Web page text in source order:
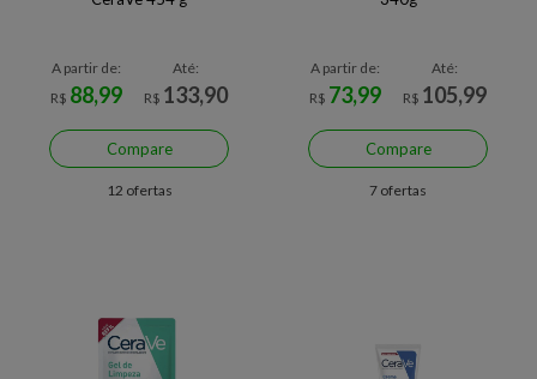
A partir de:
R$ 88,99
Até:
R$ 133,90
Compare
12 ofertas
A partir de:
R$ 73,99
Até:
R$ 105,99
Compare
7 ofertas